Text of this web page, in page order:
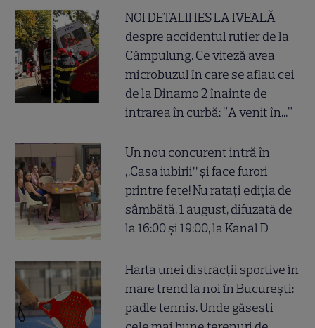
NOI DETALII IES LA IVEALĂ
despre accidentul rutier de la
Câmpulung. Ce viteză avea
microbuzul în care se aflau cei
de la Dinamo 2 înainte de
intrarea în curbă: "A venit în..."
Un nou concurent intră în
„Casa iubirii” și face furori
printre fete! Nu ratați ediția de
sâmbătă, 1 august, difuzată de
la 16:00 și 19:00, la Kanal D
Harta unei distracții sportive în
mare trend la noi în București:
padle tennis. Unde găsești